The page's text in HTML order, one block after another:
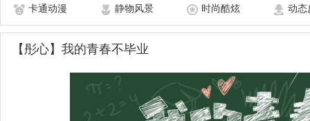
卡通动漫 静物风景 时尚酷炫 动态
【彤心】我的青春不毕业